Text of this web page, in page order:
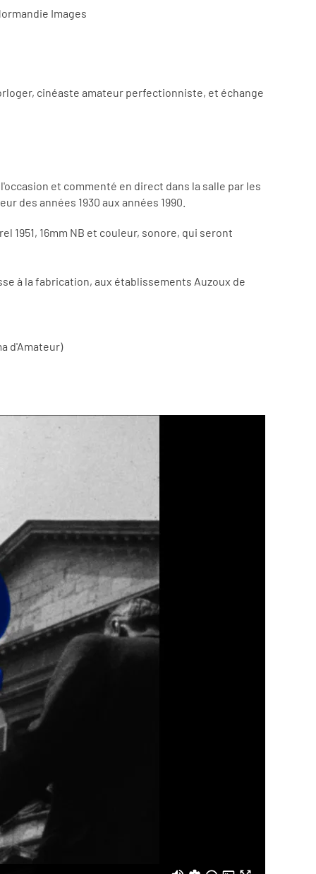
Images
cinéaste amateur perfectionniste, et échange
et commenté en direct dans la salle par les
des années 1930 aux années 1990.
1951, 16mm NB et couleur, sonore, qui seront
à la fabrication, aux établissements Auzoux de
d'Amateur)